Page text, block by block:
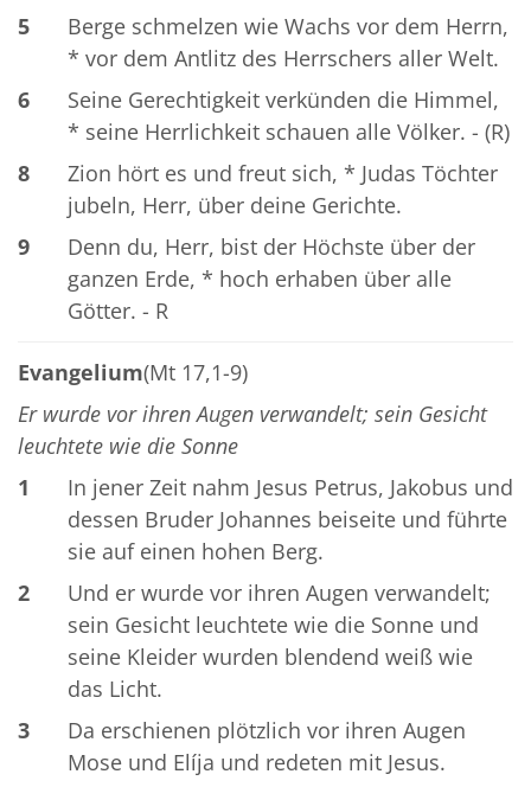
5
Berge schmelzen wie Wachs vor dem Herrn,
* vor dem Antlitz des Herrschers aller Welt.
6
Seine Gerechtigkeit verkünden die Himmel,
* seine Herrlichkeit schauen alle Völker. - (R)
8
Zion hört es und freut sich, * Judas Töchter
jubeln, Herr, über deine Gerichte.
9
Denn du, Herr, bist der Höchste über der
ganzen Erde, * hoch erhaben über alle
Götter. - R
Evangelium(Mt 17,1-9)
Er wurde vor ihren Augen verwandelt; sein Gesicht
leuchtete wie die Sonne
1
In jener Zeit nahm Jesus Petrus, Jakobus und
dessen Bruder Johannes beiseite und führte
sie auf einen hohen Berg.
2
Und er wurde vor ihren Augen verwandelt;
sein Gesicht leuchtete wie die Sonne und
seine Kleider wurden blendend weiß wie
das Licht.
3
Da erschienen plötzlich vor ihren Augen
Mose und Elíja und redeten mit Jesus.